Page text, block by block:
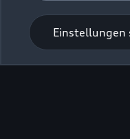
Einstellungen